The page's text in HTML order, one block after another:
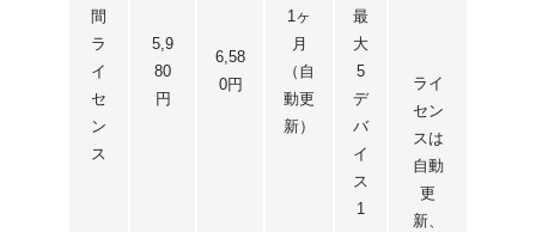
間
ラ
イ
セ
ン
ス
5,9
80
円
6,58
0円
1ヶ
月
（自
動更
新）
最
大
5
デ
バ
イ
ス
1
ライ
セン
スは
自動
更
新、